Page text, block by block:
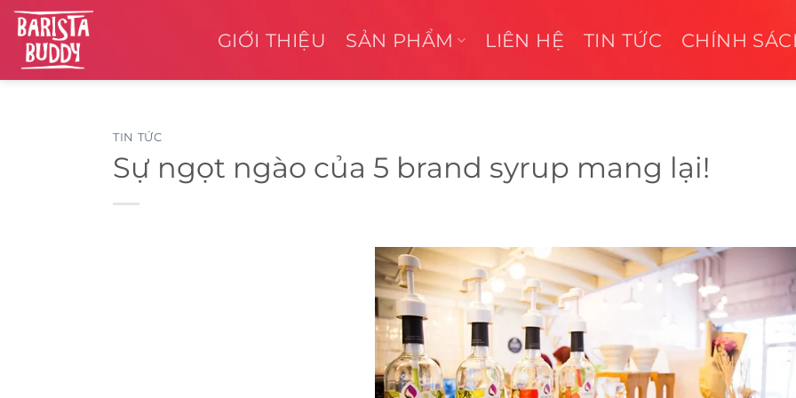
Chuyển
đến
nội
GIỚI THIỆU SẢN PHẨM LIÊN HỆ TIN TỨC CHÍNH
TIN TỨC
Sự ngọt ngào của 5 brand syrup mang lại!